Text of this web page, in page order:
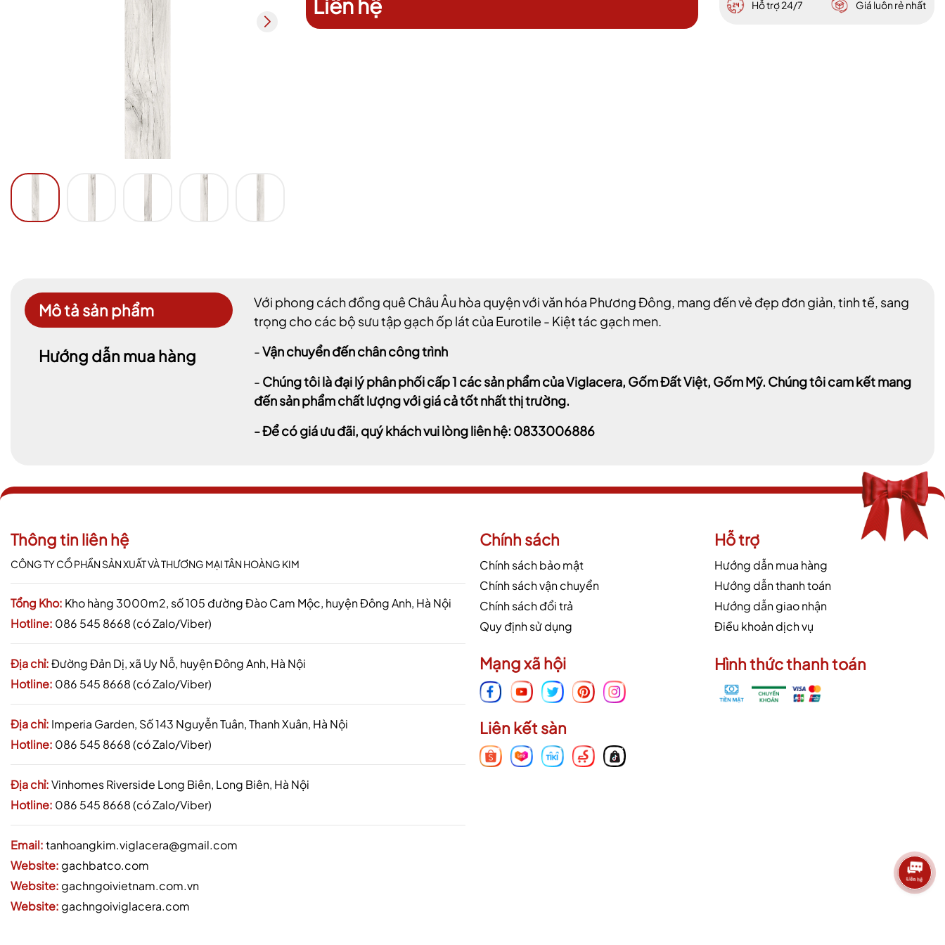
Liên hệ
Hỗ trợ 24/7
Giá luôn rẻ nhất
Mô tả sản phẩm
Hướng dẫn mua hàng
Với phong cách đồng quê Châu Âu hòa quyện với văn hóa Phương Đông, mang đến vẻ đẹp đơn giản, tinh tế, sang
trọng cho các bộ sưu tập gạch ốp lát của Eurotile - Kiệt tác gạch men.
-Vận chuyển đến chân công trình
- Chúng tôi là đại lý phân phối cấp 1 các sản phẩm của Viglacera, Gốm Đất Việt, Gốm Mỹ. Chúng tôi cam kết mang
đến sản phẩm chất lượng với giá cả tốt nhất thị trường.
- Để có giá ưu đãi, quý khách vui lòng liên hệ: 0833006886
Thông tin liên hệ
CÔNG TY CỔ PHẦN SẢN XUẤT VÀ THƯƠNG MẠI TÂN HOÀNG KIM
Tổng Kho: Kho hàng 3000m2, số 105 đường Đào Cam Mộc, huyện Đông Anh, Hà Nội
Hotline: 086 545 8668 (có Zalo/Viber)
Địa chỉ:Đường Đản Dị, xã Uy Nỗ, huyện Đông Anh, Hà Nội
Hotline: 086 545 8668 (có Zalo/Viber)
Địa chỉ: Imperia Garden, Số 143 Nguyễn Tuân, Thanh Xuân, Hà Nội
Hotline: 086 545 8668 (có Zalo/Viber)
Địa chỉ:Vinhomes Riverside Long Biên, Long Biên, Hà Nội
Hotline: 086 545 8668 (có Zalo/Viber)
Email:tanhoangkim.viglacera@gmail.com
Website:gachbatco.com
Website:gachngoivietnam.com.vn
Website:gachngoiviglacera.com
Chính sách
Chính sách bảo mật
Chính sách vận chuyển
Chính sách đổi trả
Quy định sử dụng
Hỗ trợ
Hướng dẫn mua hàng
Hướng dẫn thanh toán
Hướng dẫn giao nhận
Điều khoản dịch vụ
Mạng xã hội
Liên kết sàn
Hình thức thanh toán